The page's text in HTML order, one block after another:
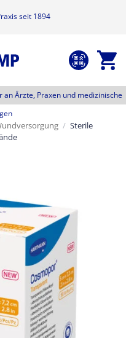
seit 1894
Ärzte, Praxen und medizinische
/ Sterile